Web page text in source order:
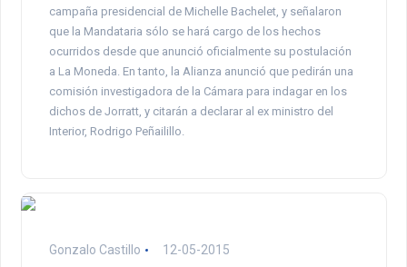
campaña presidencial de Michelle Bachelet, y señalaron
que la Mandataria sólo se hará cargo de los hechos
ocurridos desde que anunció oficialmente su postulación
a La Moneda. En tanto, la Alianza anunció que pedirán una
comisión investigadora de la Cámara para indagar en los
dichos de Jorratt, y citarán a declarar al ex ministro del
Interior, Rodrigo Peñailillo.
Gonzalo Castillo 12-05-2015